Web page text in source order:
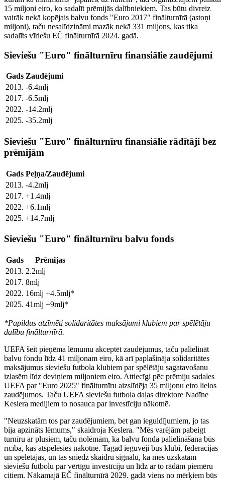
15 miljoni eiro, ko sadalīt prēmijās dalībniekiem. Tas būtu divreiz
vairāk nekā kopējais balvu fonds "Euro 2017" finālturnīrā (astoņi
miljoni), taču nesalīdzināmi mazāk nekā 331 miljons, kas tika
sadalīts vīriešu EČ finālturnīrā 2024. gadā.
Sieviešu "Euro" finālturnīru finansiālie zaudējumi
Gads Zaudējumi
2013. -6.4mlj
2017. -6.5mlj
2022. -14.2mlj
2025. -35.2mlj
Sieviešu "Euro" finālturnīru finansiālie rādītāji bez
prēmijām
Gads Peļņa/Zaudējumi
2013. -4.2mlj
2017. +1.4mlj
2022. +6.1mlj
2025. +14.7mlj
Sieviešu "Euro" finālturnīru balvu fonds
Gads
Prēmijas
2013. 2.2mlj
2017. 8mlj
2022. 16mlj +4.5mlj*
2025. 41mlj +9mlj*
*Papildus atzīmēti solidaritātes maksājumi klubiem par spēlētāju
dalību finālturnīrā.
UEFA šeit pieņēma lēmumu akceptēt zaudējumus, taču palielināt
balvu fondu līdz 41 miljonam eiro, kā arī paplašināja solidaritātes
maksājumus sieviešu futbola klubiem par spēlētāju sagatavošanu
izlasēm līdz deviņiem miljoniem eiro. Attiecīgi pēc prēmiju sadales
UEFA par "Euro 2025" finālturnīru aizslīdēja 35 miljonu eiro lielos
zaudējumos. Taču UEFA sieviešu futbola daļas direktore Nadīne
Keslera medijiem to nosauca par investīciju nākotnē.
"Neuzskatām tos par zaudējumiem, bet gan ieguldījumiem, jo tas
bija apzināts lēmums," skaidroja Keslera. "Mēs varējām pabeigt
turnīru ar plusiem, taču nolēmām, ka balvu fonda palielināšana būs
rīcība, kas atspēlēsies nākotnē. Tagad ieguvēji būs klubi, federācijas
un spēlētājas, un tas sniedz skaidru signālu, ka mēs uzskatām
sieviešu futbolu par vērtīgu investīciju un līdz ar to rādām piemēru
citiem. Nākamajā EČ finālturnīrā 2029. gadā viens no mērķiem būs